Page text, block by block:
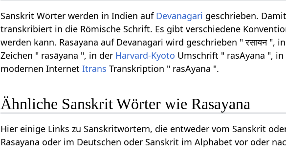
Sanskrit Wörter werden in Indien auf Devanagari geschrieben.
transkribiert in die Römische Schrift. Es gibt verschiedene
werden kann. Rasayana auf Devanagari wird geschrieben " रसायन
Zeichen " rasāyana ", in der Harvard-Kyoto Umschrift " rasAyana ",
modernen InternetItrans Transkription " rasAyana ".
Ähnliche Sanskrit Wörter wie Rasayana
Hier einige Links zu Sanskritwörtern, die entweder vom Sanskrit
Rasayana oder im Deutschen oder Sanskrit im Alphabet vor oder